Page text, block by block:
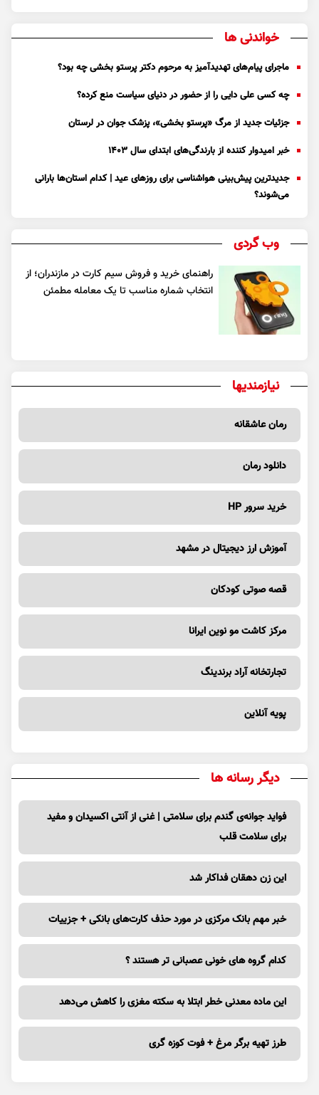
خواندنی ها
ماجرای پیام‌های تهدیدآمیز به مرحوم دکتر پرستو بخشی چه بود؟
چه کسی علی دایی را از حضور در دنیای سیاست منع کرده؟
جزئیات جدید از مرگ «پرستو بخشی»، پزشک جوان در لرستان
خبر امیدوار کننده از بارندگی‌های ابتدای سال ۱۴۰۳
جدیدترین پیش‌بینی هواشناسی برای روزهای عید | کدام استان‌ها بارانی
می‌شوند؟
وب گردی
راهنمای خرید و فروش سیم کارت در مازندران؛ از
انتخاب شماره مناسب تا یک معامله مطمئن
نیازمندیها
رمان عاشقانه
دانلود رمان
خرید سرور HP
آموزش ارز دیجیتال در مشهد
قصه صوتی کودکان
مرکز کاشت مو نوین ایرانا
تجارتخانه آراد برندینگ
پویه آنلاین
دیگر رسانه ها
فواید جوانه‌ی گندم برای سلامتی | غنی از آنتی اکسیدان و مفید
برای سلامت قلب
این زن دهقان فداکار شد
خبر مهم بانک مرکزی در مورد حذف کارت‌های بانکی + جزییات
کدام گروه های خونی عصبانی تر هستند ؟
این ماده معدنی خطر ابتلا به سکته مغزی را کاهش می‌دهد
طرز تهیه برگر مرغ + فوت کوزه گری